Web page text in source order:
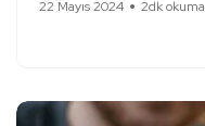
22 Mayıs 2024 2dk okuma